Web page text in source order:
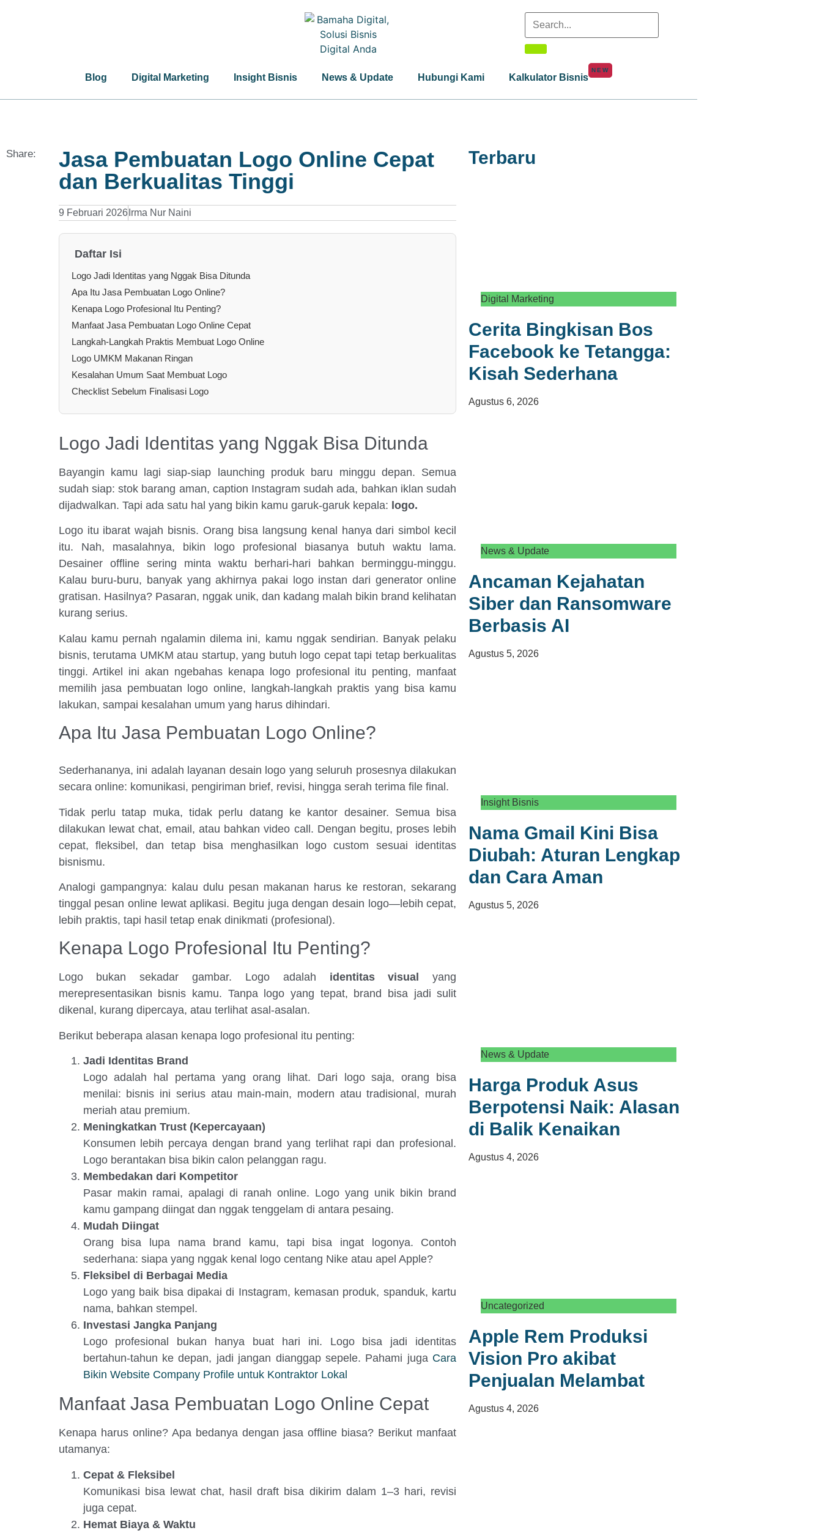
Blog Digital Marketing Insight Bisnis News & Update Hubungi Kami Kalkulator Bisnis
NEW
Share:
Jasa Pembuatan Logo Online Cepat
dan Berkualitas Tinggi
9 Februari 2026 Irma Nur Naini
Daftar Isi
Logo Jadi Identitas yang Nggak Bisa Ditunda
Apa Itu Jasa Pembuatan Logo Online?
Kenapa Logo Profesional Itu Penting?
Manfaat Jasa Pembuatan Logo Online Cepat
Langkah-Langkah Praktis Membuat Logo Online
Logo UMKM Makanan Ringan
Kesalahan Umum Saat Membuat Logo
Checklist Sebelum Finalisasi Logo
Logo Jadi Identitas yang Nggak Bisa Ditunda
Bayangin kamu lagi siap-siap launching produk baru minggu depan. Semua
sudah siap: stok barang aman, caption Instagram sudah ada, bahkan iklan sudah
dijadwalkan. Tapi ada satu hal yang bikin kamu garuk-garuk kepala: logo.
Logo itu ibarat wajah bisnis. Orang bisa langsung kenal hanya dari simbol kecil
itu. Nah, masalahnya, bikin logo profesional biasanya butuh waktu lama.
Desainer offline sering minta waktu berhari-hari bahkan berminggu-minggu.
Kalau buru-buru, banyak yang akhirnya pakai logo instan dari generator online
gratisan. Hasilnya? Pasaran, nggak unik, dan kadang malah bikin brand kelihatan
kurang serius.
Kalau kamu pernah ngalamin dilema ini, kamu nggak sendirian. Banyak pelaku
bisnis, terutama UMKM atau startup, yang butuh logo cepat tapi tetap berkualitas
tinggi. Artikel ini akan ngebahas kenapa logo profesional itu penting, manfaat
memilih jasa pembuatan logo online, langkah-langkah praktis yang bisa kamu
lakukan, sampai kesalahan umum yang harus dihindari.
Apa Itu Jasa Pembuatan Logo Online?
Sederhananya, ini adalah layanan desain logo yang seluruh prosesnya dilakukan
secara online: komunikasi, pengiriman brief, revisi, hingga serah terima file final.
Tidak perlu tatap muka, tidak perlu datang ke kantor desainer. Semua bisa
dilakukan lewat chat, email, atau bahkan video call. Dengan begitu, proses lebih
cepat, fleksibel, dan tetap bisa menghasilkan logo custom sesuai identitas
bisnismu.
Analogi gampangnya: kalau dulu pesan makanan harus ke restoran, sekarang
tinggal pesan online lewat aplikasi. Begitu juga dengan desain logo—lebih cepat,
lebih praktis, tapi hasil tetap enak dinikmati (profesional).
Kenapa Logo Profesional Itu Penting?
Logo bukan sekadar gambar. Logo adalah identitas visual
yang
merepresentasikan bisnis kamu. Tanpa logo yang tepat, brand bisa jadi sulit
dikenal, kurang dipercaya, atau terlihat asal-asalan.
Berikut beberapa alasan kenapa logo profesional itu penting:
Jadi Identitas Brand
Logo adalah hal pertama yang orang lihat. Dari logo saja, orang bisa
menilai: bisnis ini serius atau main-main, modern atau tradisional, murah
meriah atau premium.
Meningkatkan Trust (Kepercayaan)
Konsumen lebih percaya dengan brand yang terlihat rapi dan profesional.
Logo berantakan bisa bikin calon pelanggan ragu.
Membedakan dari Kompetitor
Pasar makin ramai, apalagi di ranah online. Logo yang unik bikin brand
kamu gampang diingat dan nggak tenggelam di antara pesaing.
Mudah Diingat
Orang bisa lupa nama brand kamu, tapi bisa ingat logonya. Contoh
sederhana: siapa yang nggak kenal logo centang Nike atau apel Apple?
Fleksibel di Berbagai Media
Logo yang baik bisa dipakai di Instagram, kemasan produk, spanduk, kartu
nama, bahkan stempel.
Investasi Jangka Panjang
Logo profesional bukan hanya buat hari ini. Logo bisa jadi identitas
bertahun-tahun ke depan, jadi jangan dianggap sepele. Pahami juga Cara
Bikin Website Company Profile untuk Kontraktor Lokal
Manfaat Jasa Pembuatan Logo Online Cepat
Kenapa harus online? Apa bedanya dengan jasa offline biasa? Berikut manfaat
utamanya:
Cepat & Fleksibel
Komunikasi bisa lewat chat, hasil draft bisa dikirim dalam 1–3 hari, revisi
juga cepat.
Hemat Biaya & Waktu
Terbaru
Digital Marketing
Cerita Bingkisan Bos
Facebook ke Tetangga:
Kisah Sederhana
Agustus 6, 2026
News & Update
Ancaman Kejahatan
Siber dan Ransomware
Berbasis AI
Agustus 5, 2026
Insight Bisnis
Nama Gmail Kini Bisa
Diubah: Aturan Lengkap
dan Cara Aman
Agustus 5, 2026
News & Update
Harga Produk Asus
Berpotensi Naik: Alasan
di Balik Kenaikan
Agustus 4, 2026
Uncategorized
Apple Rem Produksi
Vision Pro akibat
Penjualan Melambat
Agustus 4, 2026